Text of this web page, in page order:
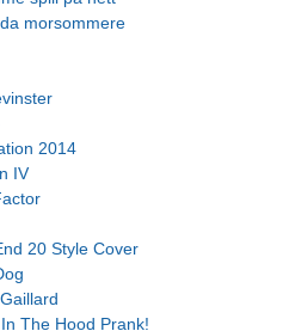
morsommere
2014
IV
20 Style Cover
The Hood Prank!